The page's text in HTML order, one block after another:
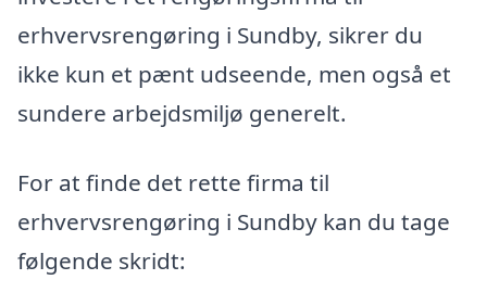
erhvervsrengøring i Sundby, sikrer du
ikke kun et pænt udseende, men også et
sundere arbejdsmiljø generelt.
For at finde det rette firma til
erhvervsrengøring i Sundby kan du tage
følgende skridt: